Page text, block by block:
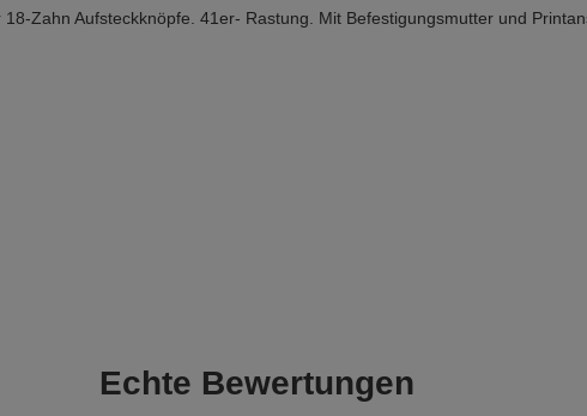
Zahn Aufsteckknöpfe. 41er- Rastung. Mit Befestigungsmutter und
Echte Bewertungen